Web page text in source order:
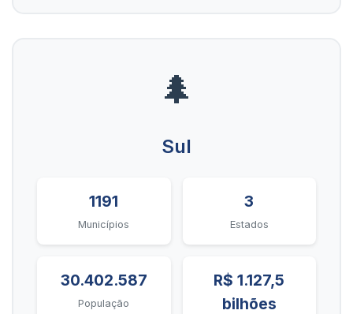
🌲
Sul
1191
Municípios
3
Estados
30.402.587
População
R$ 1.127,5
bilhões